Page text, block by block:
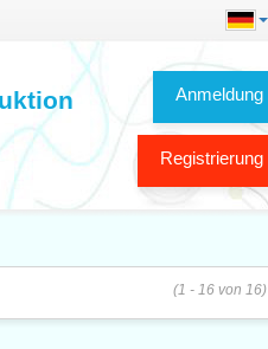
Anmeldung
Registrierung
(1 - 16 von 16)